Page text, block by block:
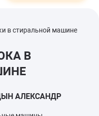
в стиральной машине
В
АЛЕКСАНДР